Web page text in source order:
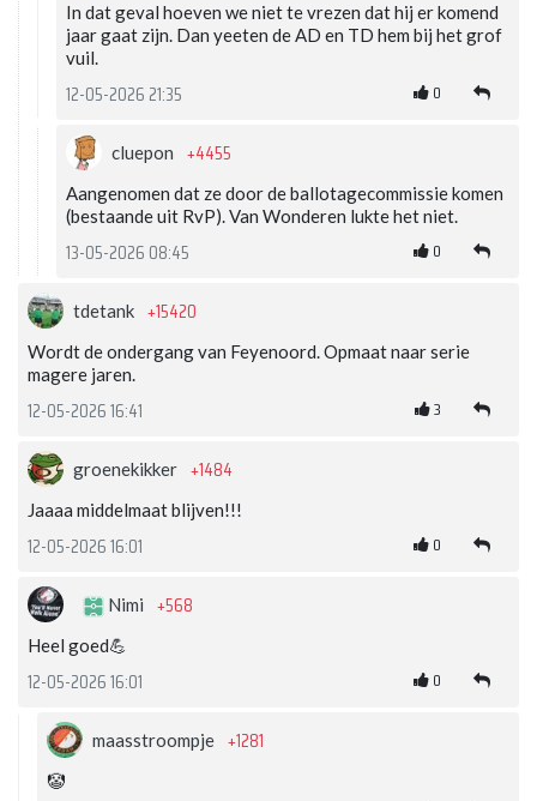
In dat geval hoeven we niet te vrezen dat hij er komend
jaar gaat zijn. Dan yeeten de AD en TD hem bij het grof
vuil.
12-05-2026 21:35 0
cluepon +4455
Aangenomen dat ze door de ballotagecommissie komen
(bestaande uit RvP). Van Wonderen lukte het niet.
13-05-2026 08:45 0
tdetank +15420
Wordt de ondergang van Feyenoord. Opmaat naar serie
magere jaren.
12-05-2026 16:41 3
groenekikker +1484
Jaaaa middelmaat blijven!!!
12-05-2026 16:01 0
Nimi +568
Heel goed💪
12-05-2026 16:01 0
maasstroompje +1281
🤡